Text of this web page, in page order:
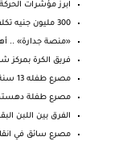
ابرز مؤشرات
300 مليون جنيه تكلفة مشروع تطوير مسار العائلة المقدسة
«منصة جدارة» ..
فريق الكرة بمركز
مصرع طفله 13 سنة لأب و أم ذوى احتياجات خاصة ( صم ...
مصرع طفلة
الفرق بين اللبن
مصرع سائق في